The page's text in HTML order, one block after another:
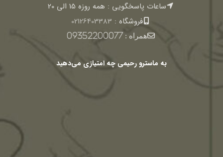
ساعات پاسخگویی : همه روزه 15 الی 20
فروشگاه : 02126403383
همراه :09352200077
به ماسترو رحیمی چه امتیازی می‌دهید